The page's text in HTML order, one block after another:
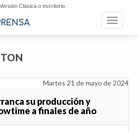
Clásica o escritorio
Toggle
Martes 21 de mayo de 2024
su producción y
a finales de año